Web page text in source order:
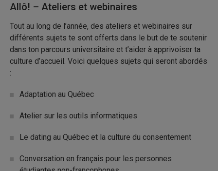
Allô! – Ateliers et webinaires
Tout au long de l’année, des ateliers et webinaires sur
différents sujets te sont offerts dans le but de te soutenir
dans ton parcours universitaire et t’aider à apprivoiser ta
culture d’accueil. Voici quelques sujets qui seront abordés
:
Adaptation au Québec
Atelier sur les outils informatiques
Le dating au Québec et la culture du consentement
Conversation en français pour les personnes